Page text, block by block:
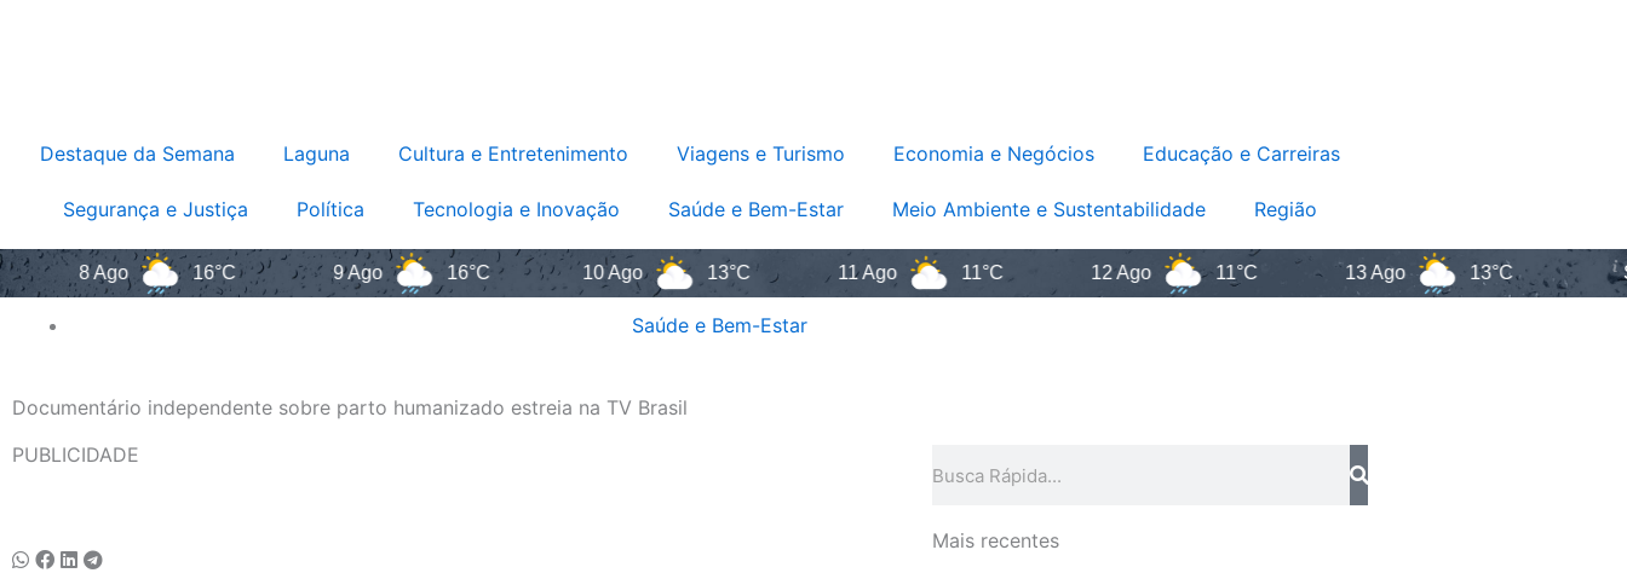
Destaque da Semana Laguna Cultura e Entretenimento Viagens e Turismo Economia e Negócios Educação e Carreiras
Segurança e Justiça Política Tecnologia e Inovação Saúde e Bem-Estar Meio Ambiente e Sustentabilidade Região
8 Ago 16°C 9 Ago 16°C 10 Ago 13°C 11 Ago 11°C 12 Ago 11°C 13 Ago 13°C Santa
Saúde e Bem-Estar
Documentário independente sobre parto humanizado estreia na TV Brasil
PUBLICIDADE
Mais recentes